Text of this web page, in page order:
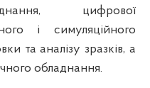
цифрової
і симуляційного
та аналізу зразків, а
обладнання.